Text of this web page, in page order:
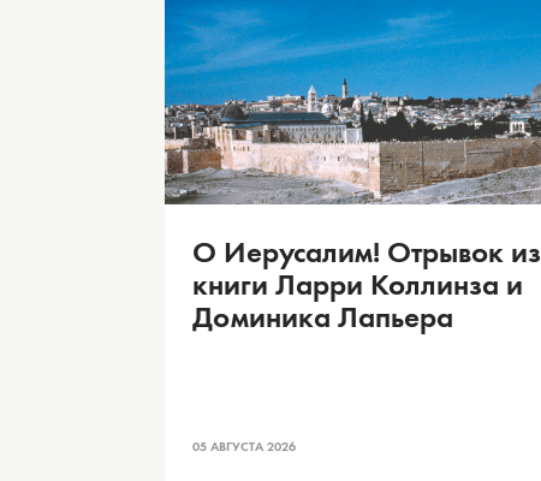
О Иерусалим! Отрывок из
книги Ларри Коллинза и
Доминика Лапьера
05 АВГУСТА 2026